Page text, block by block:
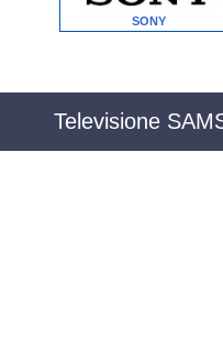
SONY
Televisione